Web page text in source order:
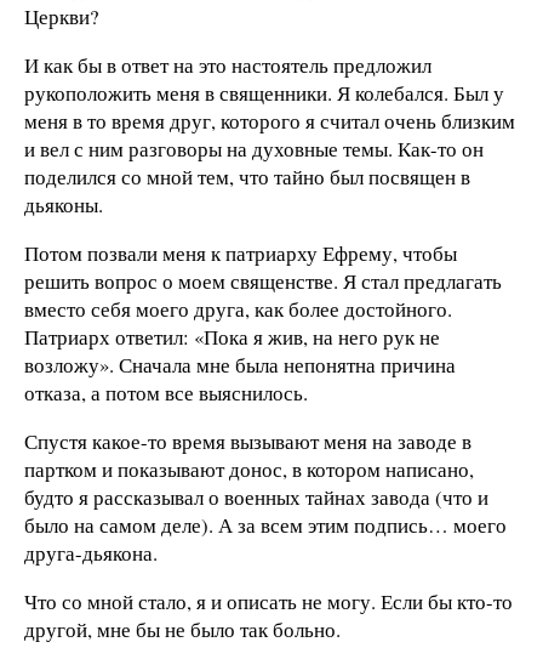
Церкви?
И как бы в ответ на это настоятель предложил
рукоположить меня в священники. Я колебался. Был у
меня в то время друг, которого я считал очень близким
и вел с ним разговоры на духовные темы. Как-то он
поделился со мной тем, что тайно был посвящен в
дьяконы.
Потом позвали меня к патриарху Ефрему, чтобы
решить вопрос о моем священстве. Я стал предлагать
вместо себя моего друга, как более достойного.
Патриарх ответил: «Пока я жив, на него рук не
возложу». Сначала мне была непонятна причина
отказа, а потом все выяснилось.
Спустя какое-то время вызывают меня на заводе в
партком и показывают донос, в котором написано,
будто я рассказывал о военных тайнах завода (что и
было на самом деле). А за всем этим подпись… моего
друга-дьякона.
Что со мной стало, я и описать не могу. Если бы кто-то
другой, мне бы не было так больно.